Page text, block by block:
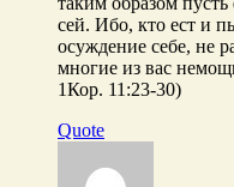
сей. Ибо, кто ест и
осуждение себе, не
многие из вас
1Кор. 11:23-30)
Quote